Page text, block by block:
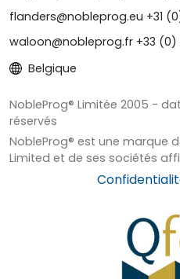
flanders@nobleprog.eu +31
waloon@nobleprog.fr +33 (0)
Belgique
NobleProg® Limitée 2005 -
réservés
NobleProg® est une marque
Limited et de ses sociétés